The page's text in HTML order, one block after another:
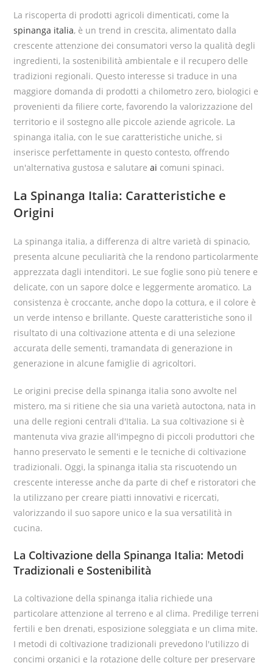
La riscoperta di prodotti agricoli dimenticati, come la
spinanga italia, è un trend in crescita, alimentato dalla
crescente attenzione dei consumatori verso la qualità degli
ingredienti, la sostenibilità ambientale e il recupero delle
tradizioni regionali. Questo interesse si traduce in una
maggiore domanda di prodotti a chilometro zero, biologici e
provenienti da filiere corte, favorendo la valorizzazione del
territorio e il sostegno alle piccole aziende agricole. La
spinanga italia, con le sue caratteristiche uniche, si
inserisce perfettamente in questo contesto, offrendo
un'alternativa gustosa e salutareai comuni spinaci.
La Spinanga Italia: Caratteristiche e
Origini
La spinanga italia, a differenza di altre varietà di spinacio,
presenta alcune peculiarità che la rendono particolarmente
apprezzata dagli intenditori. Le sue foglie sono più tenere e
delicate, con un sapore dolce e leggermente aromatico. La
consistenza è croccante, anche dopo la cottura, e il colore è
un verde intenso e brillante. Queste caratteristiche sono il
risultato di una coltivazione attenta e di una selezione
accurata delle sementi, tramandata di generazione in
generazione in alcune famiglie di agricoltori.
Le origini precise della spinanga italia sono avvolte nel
mistero, ma si ritiene che sia una varietà autoctona, nata in
una delle regioni centrali d'Italia. La sua coltivazione si è
mantenuta viva grazie all'impegno di piccoli produttori che
hanno preservato le sementi e le tecniche di coltivazione
tradizionali. Oggi, la spinanga italia sta riscuotendo un
crescente interesse anche da parte di chef e ristoratori che
la utilizzano per creare piatti innovativi e ricercati,
valorizzando il suo sapore unico e la sua versatilità in
cucina.
La Coltivazione della Spinanga Italia: Metodi
Tradizionali e Sostenibilità
La coltivazione della spinanga italia richiede una
particolare attenzione al terreno e al clima. Predilige terreni
fertili e ben drenati, esposizione soleggiata e un clima mite.
I metodi di coltivazione tradizionali prevedono l'utilizzo di
concimi organici e la rotazione delle colture per preservare